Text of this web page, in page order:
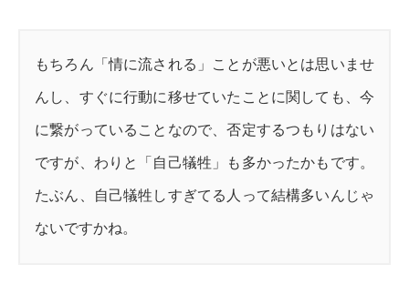
もちろん「情に流される」ことが悪いとは思いませ
んし、すぐに行動に移せていたことに関しても、今
に繋がっていることなので、否定するつもりはない
ですが、わりと「自己犠牲」も多かったかもです。
たぶん、自己犠牲しすぎてる人って結構多いんじゃ
ないですかね。